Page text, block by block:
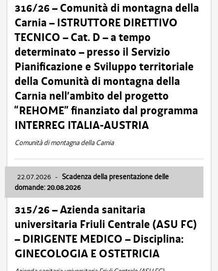
316/26 – Comunità di montagna della
Carnia – ISTRUTTORE DIRETTIVO
TECNICO – Cat. D – a tempo
determinato – presso il Servizio
Pianificazione e Sviluppo territoriale
della Comunità di montagna della
Carnia nell’ambito del progetto
“REHOME” finanziato dal programma
INTERREG ITALIA-AUSTRIA
Comunità di montagna della Carnia
22.07.2026 - Scadenza della presentazione delle
domande: 20.08.2026
315/26 – Azienda sanitaria
universitaria Friuli Centrale (ASU FC)
– DIRIGENTE MEDICO – Disciplina:
GINECOLOGIA E OSTETRICIA